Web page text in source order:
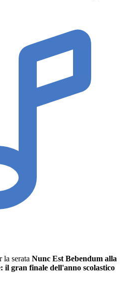
serata Nunc Est Bebendum alla
il gran finale dell'anno scolastico